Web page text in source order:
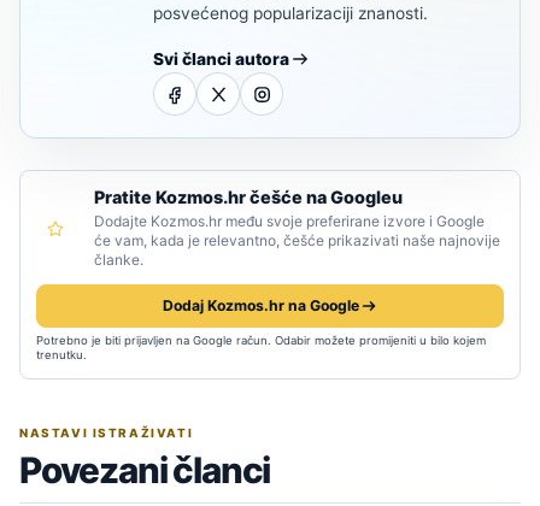
posvećenog popularizaciji znanosti.
Svi članci autora
Pratite Kozmos.hr češće na Googleu
Dodajte Kozmos.hr među svoje preferirane izvore i Google
će vam, kada je relevantno, češće prikazivati naše najnovije
članke.
Dodaj Kozmos.hr na Google
Potrebno je biti prijavljen na Google račun. Odabir možete promijeniti u bilo kojem
trenutku.
NASTAVI ISTRAŽIVATI
Povezani članci